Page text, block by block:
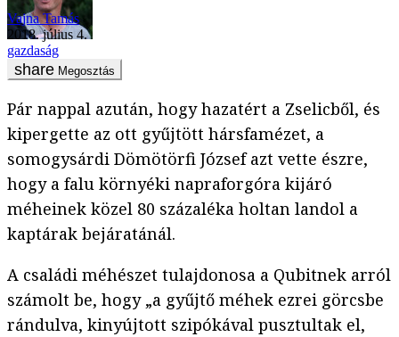
Vajna Tamás
2018. július 4.
gazdaság
Megosztás
Pár nappal azután, hogy hazatért a Zselicből, és
kipergette az ott gyűjtött hársfamézet, a
somogysárdi Dömötörfi József azt vette észre,
hogy a falu környéki napraforgóra kijáró
méheinek közel 80 százaléka holtan landol a
kaptárak bejáratánál.
A családi méhészet tulajdonosa a Qubitnek arról
számolt be, hogy „a gyűjtő méhek ezrei görcsbe
rándulva, kinyújtott szipókával pusztultak el,